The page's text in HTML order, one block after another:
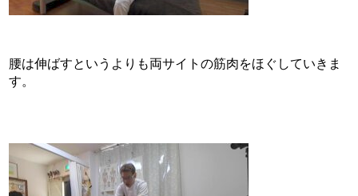
腰は伸ばすというよりも両サイトの筋肉をほぐしていきま
す。